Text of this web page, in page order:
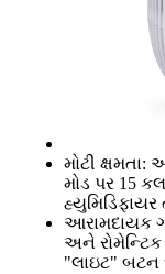
મોટી ક્ષમતા:
મોડ પર 15
હ્યુમિડિફાયર
આરામદાયક
અને રોમેન્ટિક
"લાઇટ" બટન